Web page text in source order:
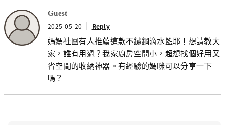
Guest
2025-05-20 Reply
媽媽社團有人推薦這款不鏽鋼滴水籃耶！想請教大
家，誰有用過？我家廚房空間小，超想找個好用又
省空間的收納神器。有經驗的媽咪可以分享一下
嗎？